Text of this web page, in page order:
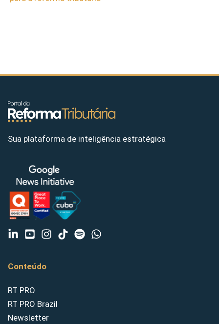
Sua plataforma de inteligência estratégica
Conteúdo
RT PRO
RT PRO Brazil
Newsletter